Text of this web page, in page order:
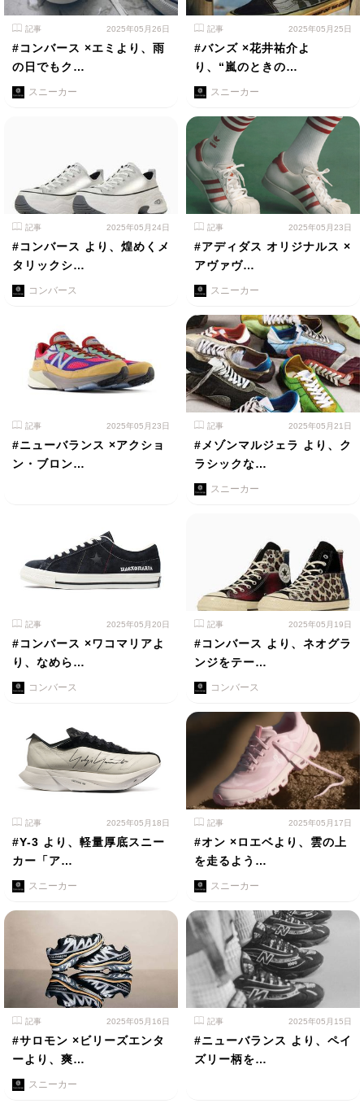
記事 2025年05月26日
#コンバース ×エミより、雨
の日でもク…
スニーカー
記事 2025年05月25日
#バンズ ×花井祐介よ
り、“嵐のときの…
スニーカー
記事 2025年05月24日
#コンバース より、煌めくメ
タリックシ…
コンバース
記事 2025年05月23日
#アディダス オリジナルス ×
アヴァヴ…
スニーカー
記事 2025年05月23日
#ニューバランス ×アクショ
ン・ブロン…
記事 2025年05月21日
#メゾンマルジェラ より、ク
ラシックな…
スニーカー
記事 2025年05月20日
#コンバース ×ワコマリアよ
り、なめら…
コンバース
記事 2025年05月19日
#コンバース より、ネオグラ
ンジをテー…
コンバース
記事 2025年05月18日
#Y-3 より、軽量厚底スニー
カー「ア…
スニーカー
記事 2025年05月17日
#オン ×ロエベより、雲の上
を走るよう…
スニーカー
記事 2025年05月16日
#サロモン ×ビリーズエンタ
ーより、爽…
スニーカー
記事 2025年05月15日
#ニューバランス より、ペイ
ズリー柄を…